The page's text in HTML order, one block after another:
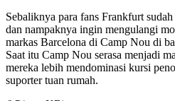
Sebaliknya para fans Frankfurt
dan nampaknya ingin mengulangi
markas Barcelona di Camp Nou di
Saat itu Camp Nou serasa menjadi
mereka lebih mendominasi kursi
suporter tuan rumah.